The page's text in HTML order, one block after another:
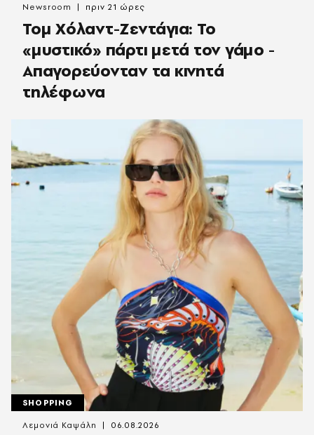
Τομ Χόλαντ-Ζεντάγια: Το
«μυστικό» πάρτι μετά τον γάμο -
Απαγορεύονταν τα κινητά
τηλέφωνα
Newsroom πριν 21 ώρες
SHOPPING
Λεμονιά Καψάλη 06.08.2026